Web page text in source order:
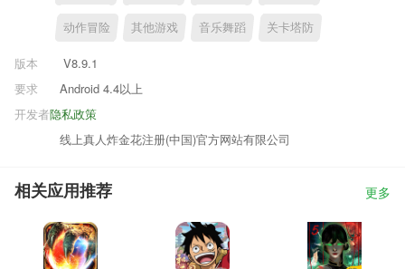
动作冒险 其他游戏 音乐舞蹈 关卡塔防
版本
V8.9.1
要求
Android 4.4以上
隐私政策
开发者
线上真人炸金花注册(中国)官方网站有限公司
相关应用推荐 更多